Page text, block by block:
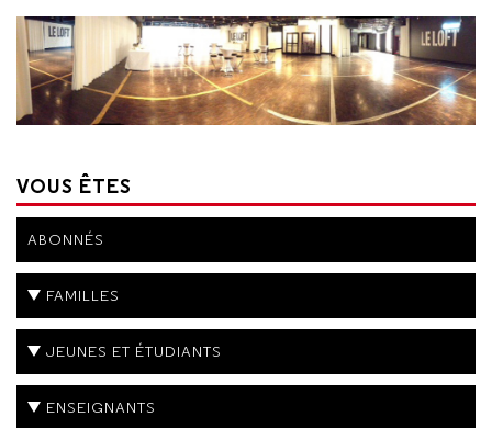
VOUS ÊTES
ABONNÉS
FAMILLES
JEUNES ET ÉTUDIANTS
ENSEIGNANTS